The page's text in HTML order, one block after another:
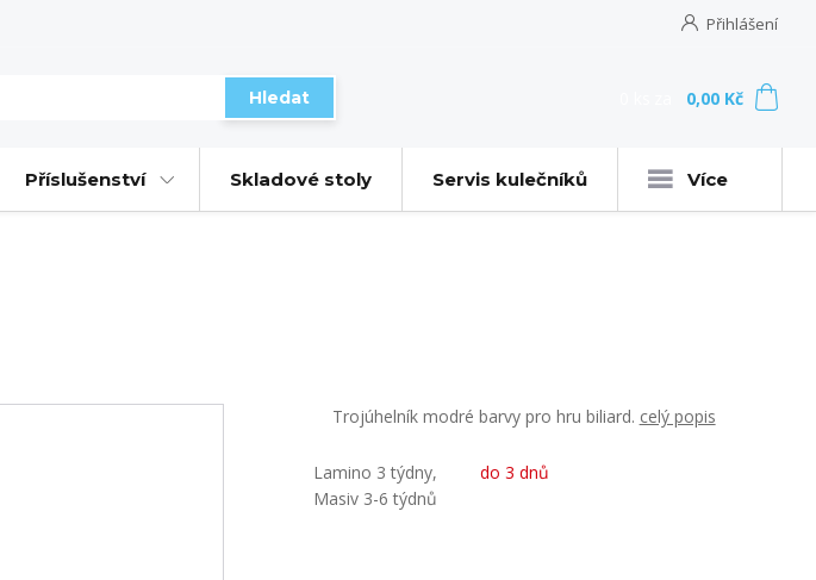
Přihlášení
Hledat 0,00 Kč
Příslušenství Skladové stoly Servis kulečníků Více
Trojúhelník modré barvy pro hru biliard. celý popis
Lamino 3 týdny,
Masiv 3-6 týdnů
do 3 dnů